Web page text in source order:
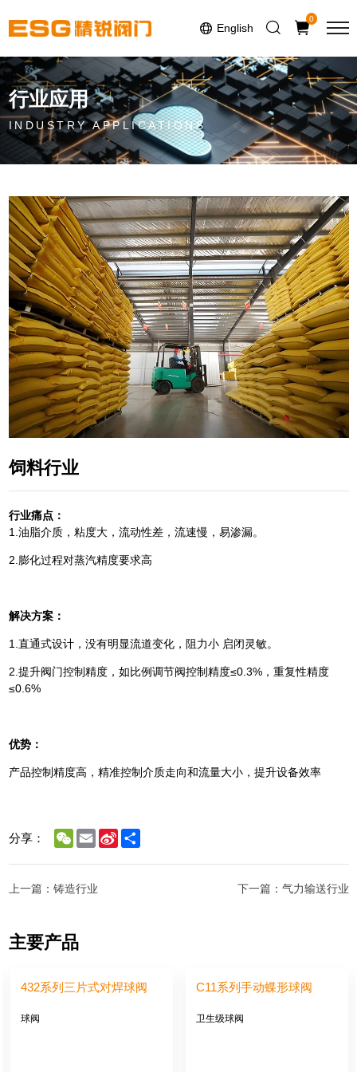
English
0
行业应用
INDUSTRY APPLICATIONS
饲料行业
行业痛点：
1.油脂介质，粘度大，流动性差，流速慢，易渗漏。
2.膨化过程对蒸汽精度要求高
解决方案：
1.直通式设计，没有明显流道变化，阻力小 启闭灵敏。
2.提升阀门控制精度，如比例调节阀控制精度≤0.3%，重复性精度
≤0.6%
优势：
产品控制精度高，精准控制介质走向和流量大小，提升设备效率
分享： WeChat
Email Sina
Weibo
上一篇：铸造行业 下一篇：气力输送行业
主要产品
432系列三片式对焊球阀
球阀
C11系列手动蝶形球阀
卫生级球阀